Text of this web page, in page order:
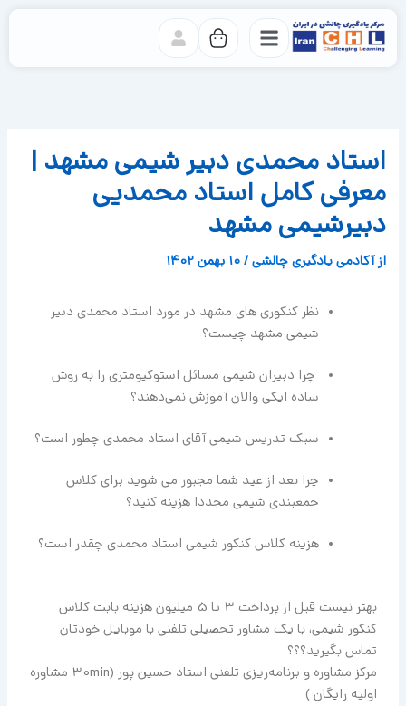
محتوا
استاد محمدی دبیر شیمی مشهد |
معرفی کامل استاد محمدیی
دبیرشیمی مشهد
ازآکادمی یادگیری چالشی/10 بهمن 1402
نظر کنکوری های مشهد در مورد استاد محمدی دبیر
شیمی مشهد چیست؟
چرا دبیران شیمی مسائل استوکیومتری را به روش
ساده ایکی والان آموزش نمی‌دهند؟
سبک تدریس شیمی آقای استاد محمدی چطور است؟
چرا بعد از عید شما مجبور می شوید برای کلاس
جمعبندی شیمی مجددا هزینه کنید؟
هزینه کلاس کنکور شیمی استاد محمدی چقدر است؟
بهتر نیست قبل از پرداخت 3 تا 5 میلیون هزینه بابت کلاس
کنکور شیمی، با یک مشاور تحصیلی تلفنی با موبایل خودتان
تماس بگیرید؟؟؟
مرکز مشاوره و برنامه‌ریزی تلفنی استاد حسین پور (30min مشاوره
اولیه رایگان )